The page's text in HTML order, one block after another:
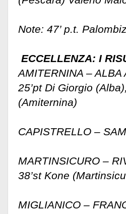
Note: 47’ p.t.
ECCELLENZA: I
AMITERNINA –
25’pt Di Giorgio
(Amiternina)
CAPISTRELLO –
MARTINSICURO –
38’st Kone
MIGLIANICO –